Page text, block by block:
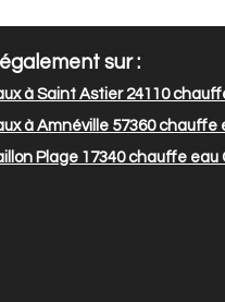
sur :
à Saint Astier 24110
à Amnéville 57360chauffe
Plage 17340chauffe eau